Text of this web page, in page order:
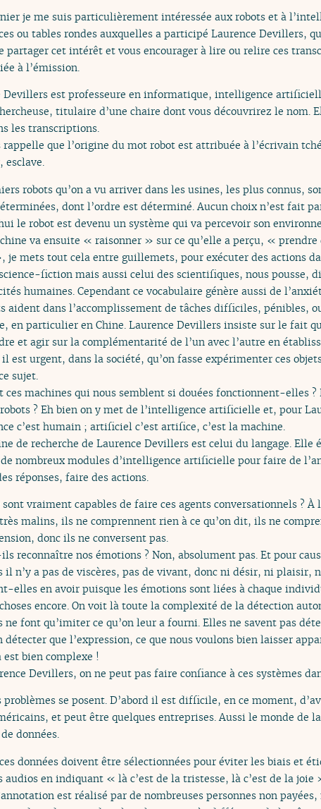
je me suis particulièrement intéressée aux robots et à
ou tables rondes auxquelles a participé Laurence Devillers,
partager cet intérêt et vous encourager à lire ou relire ces
à l’émission.
Devillers est professeure en informatique, intelligence
titulaire d’une chaire dont vous découvrirez le nom.
les transcriptions.
rappelle que l’origine du mot robot est attribuée à l’écrivain
esclave.
robots qu’on a vu arriver dans les usines, les plus connus,
dont l’ordre est déterminé. Aucun choix n’est fait
le robot est devenu un système qui va percevoir son
va ensuite « raisonner » sur ce qu’elle a perçu, «
je mets tout cela entre guillemets, pour exécuter des actions
fiction mais aussi celui des scientifiques, nous pousse,
humaines. Cependant ce vocabulaire génère aussi de
aident dans l’accomplissement de tâches difficiles, pénibles,
en particulier en Chine. Laurence Devillers insiste sur le fait
et agir sur la complémentarité de l’un avec l’autre en
est urgent, dans la société, qu’on fasse expérimenter ces
sujet.
ces machines qui nous semblent si douées fonctionnent-elles
? Eh bien on y met de l’intelligence artificielle et, pour
c’est humain ; artificiel c’est artifice, c’est la machine.
de recherche de Laurence Devillers est celui du langage. Elle
nombreux modules d’intelligence artificielle pour faire de
réponses, faire des actions.
sont vraiment capables de faire ces agents conversationnels ?
malins, ils ne comprennent rien à ce qu’on dit, ils ne
donc ils ne conversent pas.
reconnaître nos émotions ? Non, absolument pas. Et pour
il n’y a pas de viscères, pas de vivant, donc ni désir, ni plaisir,
elles en avoir puisque les émotions sont liées à chaque
encore. On voit là toute la complexité de la détection
ne font qu’imiter ce qu’on leur a fourni. Elles ne savent pas
détecter que l’expression, ce que nous voulons bien laisser
est bien complexe !
Devillers, on ne peut pas faire confiance à ces systèmes
problèmes se posent. D’abord il est difficile, en ce moment,
et peut être quelques entreprises. Aussi le monde de
données.
données doivent être sélectionnées pour éviter les biais et
audios en indiquant « là c’est de la tristesse, là c’est de la
est réalisé par de nombreuses personnes non